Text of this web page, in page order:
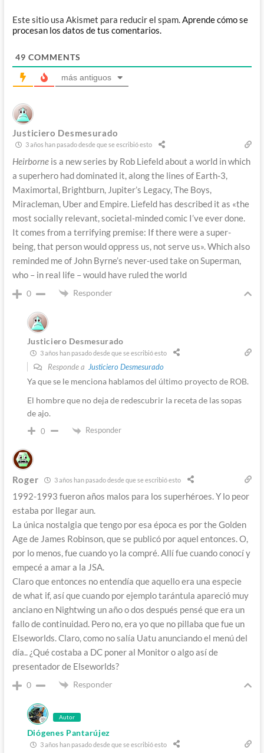
Este sitio usa Akismet para reducir el spam.Aprende cómo se
procesan los datos de tus comentarios.
49 COMMENTS
más antiguos
Justiciero Desmesurado
3 años han pasado desde que se escribió esto
Heirborneis a new series by Rob Liefeld about a world in which
a superhero had dominated it, along the lines of Earth-3,
Maximortal, Brightburn, Jupiter’s Legacy, The Boys,
Miracleman, Uber and Empire. Liefeld has described it as «the
most socially relevant, societal-minded comic I’ve ever done.
It comes from a terrifying premise: If there were a super-
being, that person would oppress us, not serve us». Which also
reminded me of John Byrne’s never-used take on Superman,
who – in real life – would have ruled the world
0 Responder
Justiciero Desmesurado
3 años han pasado desde que se escribió esto
Responde a Justiciero Desmesurado
Ya que se le menciona hablamos del último proyecto de ROB.
El hombre que no deja de redescubrir la receta de las sopas
de ajo.
0 Responder
Roger 3 años han pasado desde que se escribió esto
1992-1993 fueron años malos para los superhéroes. Y lo peor
estaba por llegar aun.
La única nostalgia que tengo por esa época es por the Golden
Age de James Robinson, que se publicó por aquel entonces. O,
por lo menos, fue cuando yo la compré. Allí fue cuando conocí y
empecé a amar a la JSA.
Claro que entonces no entendía que aquello era una especie
de what if, así que cuando por ejemplo tarántula apareció muy
anciano en Nightwing un año o dos después pensé que era un
fallo de continuidad. Pero no, era yo que no pillaba que fue un
Elseworlds. Claro, como no salía Uatu anunciando el menú del
día.. ¿Qué costaba a DC poner al Monitor o algo así de
presentador de Elseworlds?
0 Responder
Autor
Diógenes Pantarújez
3 años han pasado desde que se escribió esto